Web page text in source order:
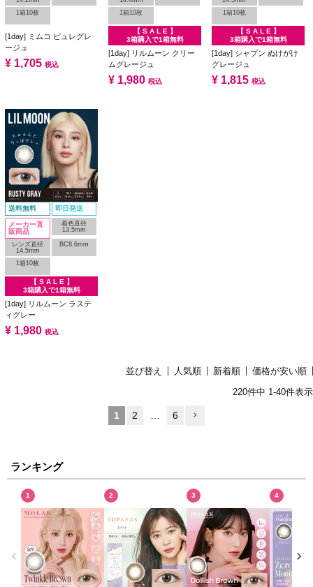
1箱10枚
[1day] ミムコ ピュレグレ
ージュ
¥ 1,705 税込
1箱10枚
【 S A L E 】
3箱購入で1箱無料
[1day] リルムーン クリー
ムグレージュ
¥ 1,980 税込
1箱10枚
【 S A L E 】
3箱購入で1箱無料
[1day] シャプン ぬけがけ
グレージュ
¥ 1,815 税込
送料無料 即日発送
メーカー直
販商品
着色直径
13.5mm
レンズ直径
14.5mm
BC8.6mm
1箱10枚
【 S A L E 】
3箱購入で1箱無料
[1day] リルムーン ラステ
ィグレー
¥ 1,980 税込
並び替え 人気順 新着順
価格が安い順
220件中 1 -40件表示
1 2 6
ランキング
1 2 3 4